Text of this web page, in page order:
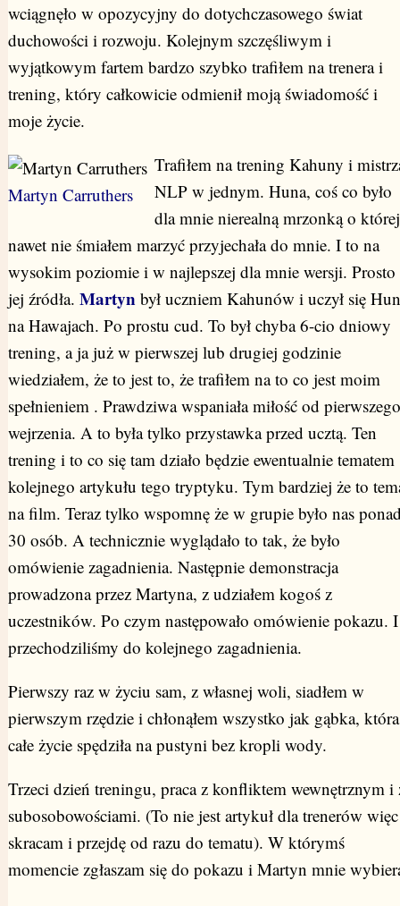
wciągnęło w opozycyjny do dotychczasowego świat
duchowości i rozwoju. Kolejnym szczęśliwym i
wyjątkowym fartem bardzo szybko trafiłem na trenera i
trening, który całkowicie odmienił moją świadomość i
moje życie.
Martyn Carruthers
Trafiłem na trening Kahuny i
NLP w jednym. Huna, coś co było
dla mnie nierealną mrzonką o której
nawet nie śmiałem marzyć przyjechała do mnie. I to na
wysokim poziomie i w najlepszej dla mnie wersji. Prosto
jej źródła. Martyn był uczniem Kahunów i uczył się
na Hawajach. Po prostu cud. To był chyba 6-cio dniowy
trening, a ja już w pierwszej lub drugiej godzinie
wiedziałem, że to jest to, że trafiłem na to co jest moim
spełnieniem . Prawdziwa wspaniała miłość od pierwszego
wejrzenia. A to była tylko przystawka przed ucztą. Ten
trening i to co się tam działo będzie ewentualnie tematem
kolejnego artykułu tego tryptyku. Tym bardziej że to
na film. Teraz tylko wspomnę że w grupie było nas
30 osób. A technicznie wyglądało to tak, że było
omówienie zagadnienia. Następnie demonstracja
prowadzona przez Martyna, z udziałem kogoś z
uczestników. Po czym następowało omówienie pokazu. I
przechodziliśmy do kolejnego zagadnienia.
Pierwszy raz w życiu sam, z własnej woli, siadłem w
pierwszym rzędzie i chłonąłem wszystko jak gąbka, która
całe życie spędziła na pustyni bez kropli wody.
Trzeci dzień treningu, praca z konfliktem wewnętrznym i
subosobowościami. (To nie jest artykuł dla trenerów więc
skracam i przejdę od razu do tematu). W którymś
momencie zgłaszam się do pokazu i Martyn mnie